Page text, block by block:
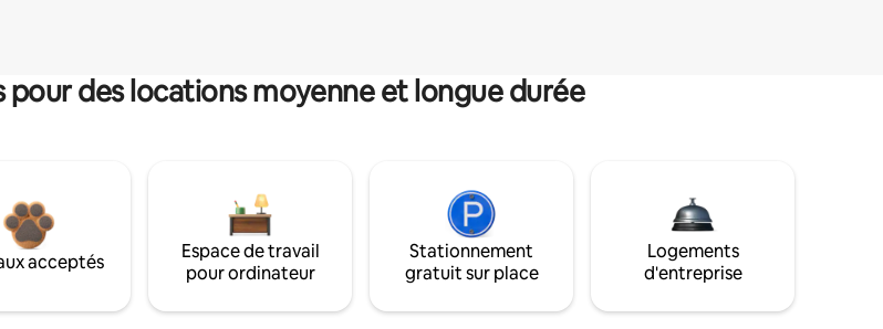
pour des locations moyenne et longue durée
acceptés
Espace de travail
pour ordinateur
Stationnement
gratuit sur place
Logements
d'entreprise